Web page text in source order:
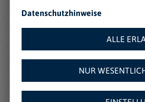
Weitere
Datenschutzhinweise
ALLE
NUR